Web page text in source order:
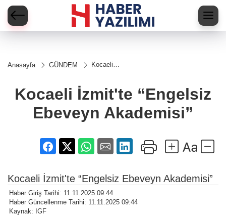
Anasayfa GÜNDEM
Kocaeli
Akademisi”
Kocaeli İzmit'te “Engelsiz
Ebeveyn Akademisi”
Kocaeli İzmit'te “Engelsiz Ebeveyn Akademisi”
Haber Giriş Tarihi: 11.11.2025 09:44
Haber Güncellenme Tarihi: 11.11.2025 09:44
Kaynak: IGF